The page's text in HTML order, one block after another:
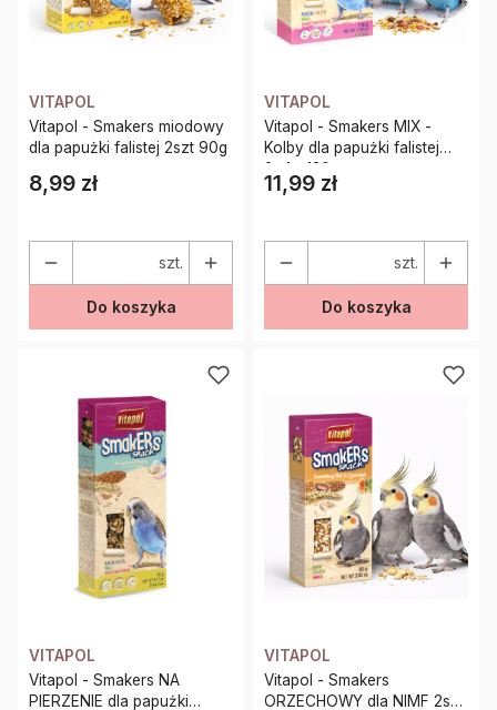
VITAPOL
Vitapol - Smakers miodowy
dla papużki falistej 2szt 90g
Cena
8,99 zł
szt.
Do koszyka
VITAPOL
Vitapol - Smakers MIX -
Kolby dla papużki falistej
3w1 - 130g
Cena
11,99 zł
szt.
Do koszyka
VITAPOL
Vitapol - Smakers NA
PIERZENIE dla papużki
VITAPOL
Vitapol - Smakers
ORZECHOWY dla NIMF 2szt